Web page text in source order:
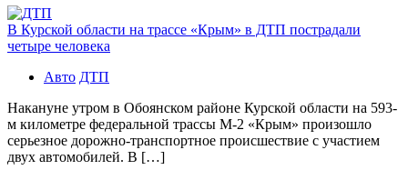
В Курской области на трассе «Крым» в ДТП пострадали
четыре человека
Авто ДТП
Накануне утром в Обоянском районе Курской области на 593-
м километре федеральной трассы М-2 «Крым» произошло
серьезное дорожно-транспортное происшествие с участием
двух автомобилей. В […]